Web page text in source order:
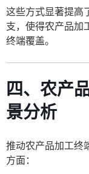
这些方式显著提高
支，使得农产品加
终端覆盖。
四、农产
景分析
推动农产品加工终
方面：